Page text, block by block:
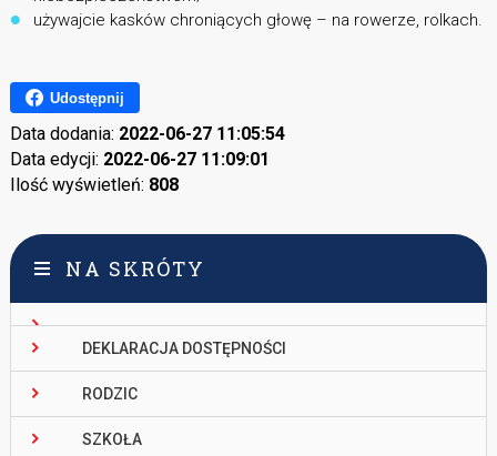
używajcie kasków chroniących głowę – na rowerze, rolkach.
Udostępnij
Data dodania: 2022-06-27 11:05:54
Data edycji: 2022-06-27 11:09:01
Ilość wyświetleń: 808
NA SKRÓTY
DEKLARACJA DOSTĘPNOŚCI
RODZIC
SZKOŁA